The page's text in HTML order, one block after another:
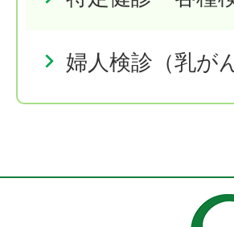
婦人検診（乳が